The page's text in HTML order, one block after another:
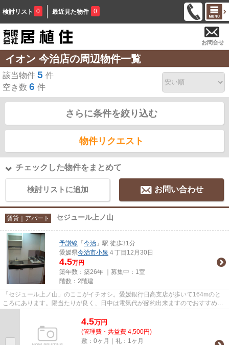
検討リスト 0 最近見た物件 0
お問合せ
イオン 今治店の周辺物件一覧
該当物件 5 件
空き数 6 件
さらに条件を絞り込む
物件リクエスト
チェックした物件をまとめて
検討リストに追加 お問い合わせ
賃貸｜アパート セジュール上ノ山
予讃線 「 今治 」駅 徒歩31分
愛媛県今治市小泉 ４丁目12月30日
4.5万円
築年数：築26年 ｜募集中： 1室
階数：2階建
「セジュール上ノ山」のここがイチオシ。愛媛銀行日高支店が歩いて164mのと
ころにあります。陽当たりが良く、日中は電気代が節約出来ますのでおすすめで
4.5万円
(管理費・共益費 4,500円)
敷：0ヶ月｜礼：1ヶ月